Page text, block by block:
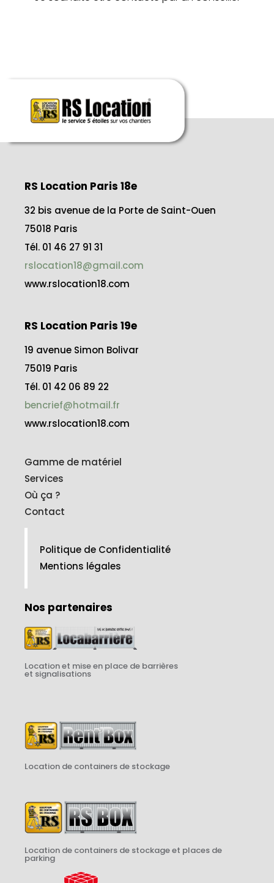
RS Location Paris 18e
32 bis avenue de la Porte de Saint-Ouen
75018 Paris
Tél. 01 46 27 91 31
rslocation18@gmail.com
www.rslocation18.com
RS Location Paris 19e
19 avenue Simon Bolivar
75019 Paris
Tél. 01 42 06 89 22
bencrief@hotmail.fr
www.rslocation18.com
Gamme de matériel
Services
Où ça ?
Contact
Politique de Confidentialité
Mentions légales
Nos partenaires
Location et mise en place de barrières
et signalisations
Location de containers de stockage
Location de containers de stockage et places de
parking